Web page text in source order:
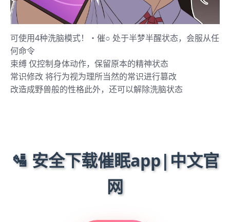
可使用4种洗脑模式！・催○ 处于半梦半醒状态，会服从任
何命令
束缚 仅控制身体动作，保留原本的精神状态
常识修改 将行为视为理所当然的常识进行篡改
改造成野兽般的性格此外，还可以解除洗脑状态
🛂 安全下载催眠app|中文官
网